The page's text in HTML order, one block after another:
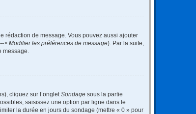
rédaction de message. Vous pouvez aussi ajouter
> Modifier les préférences de message). Par la suite,
cliquez sur l’onglet Sondage sous la partie
saisissez une option par ligne dans le
la durée en jours du sondage (mettre « 0 » pour